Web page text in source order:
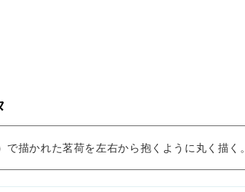
描かれた茗荷を左右から抱くように丸く描く。